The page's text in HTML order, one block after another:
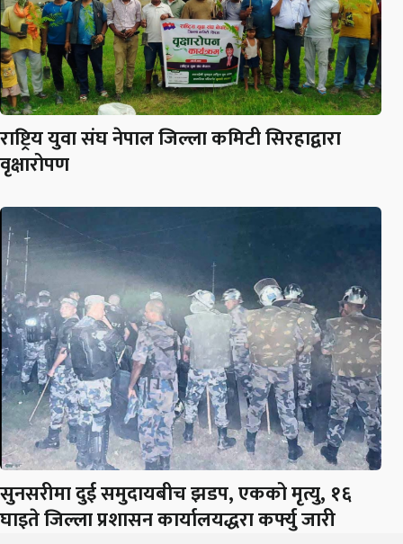
राष्ट्रिय युवा संघ नेपाल जिल्ला कमिटी सिरहाद्वारा
वृक्षारोपण
सुनसरीमा दुई समुदायबीच झडप, एकको मृत्यु, १६
घाइते जिल्ला प्रशासन कार्यालयद्धरा कर्फ्यु जारी